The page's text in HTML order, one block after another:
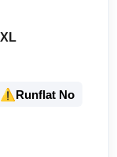
⚠️Runflat No